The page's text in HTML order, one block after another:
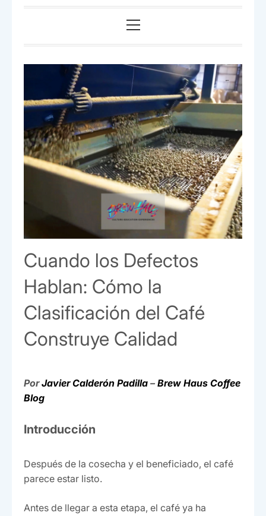
principal
Cuando los Defectos
Hablan: Cómo la
Clasificación del Café
Construye Calidad
PorJavier Calderón Padilla – Brew Haus Coffee
Blog
Introducción
Después de la cosecha y el beneficiado, el café
parece estar listo.
Antes de llegar a esta etapa, el café ya ha